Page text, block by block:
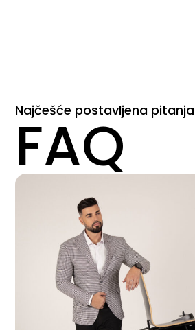
Najčešće postavljena pitanja
FAQ